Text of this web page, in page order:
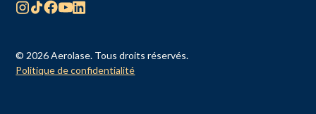
© 2026 Aerolase. Tous droits réservés.
Politique de confidentialité